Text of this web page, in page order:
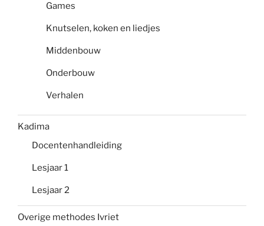
Games
Knutselen, koken en liedjes
Middenbouw
Onderbouw
Verhalen
Kadima
Docentenhandleiding
Lesjaar 1
Lesjaar 2
Overige methodes Ivriet